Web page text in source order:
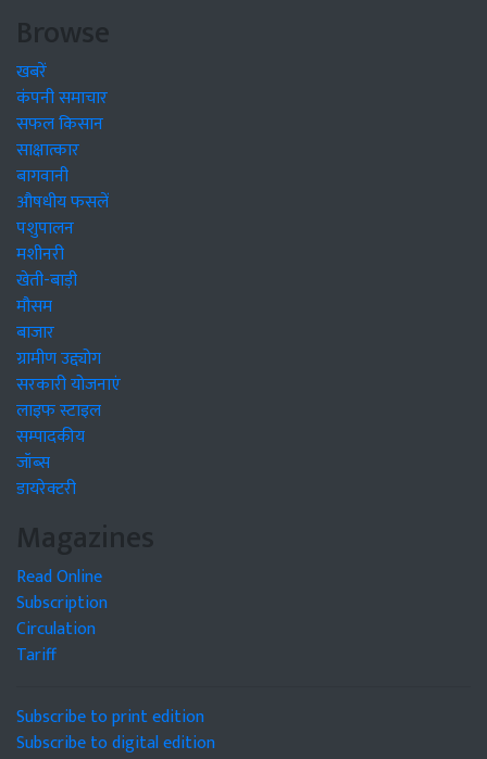
Browse
खबरें
कंपनी समाचार
सफल किसान
साक्षात्कार
बागवानी
औषधीय फसलें
पशुपालन
मशीनरी
खेती-बाड़ी
मौसम
बाजार
ग्रामीण उद्द्योग
सरकारी योजनाएं
लाइफ स्टाइल
सम्पादकीय
जॉब्स
डायरेक्टरी
Magazines
Read Online
Subscription
Circulation
Tariff
Subscribe to print edition
Subscribe to digital edition